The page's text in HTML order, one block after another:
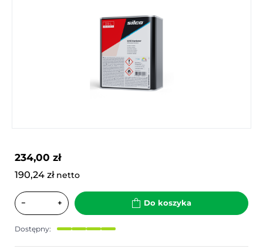
234,00 zł
190,24 zł netto
− + Do koszyka
Dostępny: